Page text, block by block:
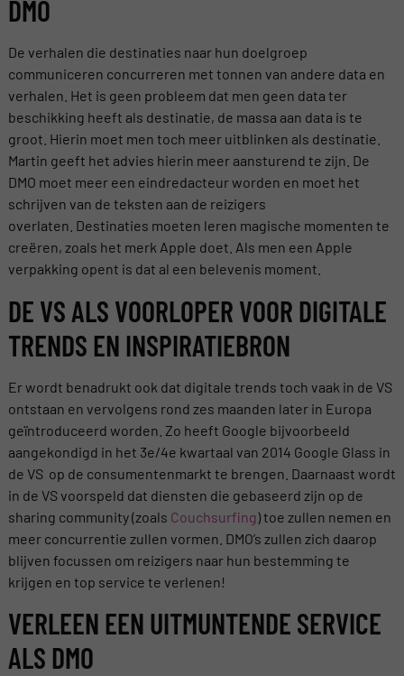
DMO
De verhalen die destinaties naar hun doelgroep
communiceren concurreren met tonnen van andere data en
verhalen. Het is geen probleem dat men geen data ter
beschikking heeft als destinatie, de massa aan data is te
groot. Hierin moet men toch meer uitblinken als destinatie.
Martin geeft het advies hierin meer aansturend te zijn. De
DMO moet meer een eindredacteur worden en moet het
schrijven van de teksten aan de reizigers
overlaten. Destinaties moeten leren magische momenten te
creëren, zoals het merk Apple doet. Als men een Apple
verpakking opent is dat al een belevenis moment.
DE VS ALS VOORLOPER VOOR DIGITALE
TRENDS EN INSPIRATIEBRON
Er wordt benadrukt ook dat digitale trends toch vaak in de VS
ontstaan en vervolgens rond zes maanden later in Europa
geïntroduceerd worden. Zo heeft Google bijvoorbeeld
aangekondigd in het 3e/4e kwartaal van 2014 Google Glass in
de VS op de consumentenmarkt te brengen. Daarnaast wordt
in de VS voorspeld dat diensten die gebaseerd zijn op de
sharing community (zoals Couchsurfing) toe zullen nemen en
meer concurrentie zullen vormen. DMO’s zullen zich daarop
blijven focussen om reizigers naar hun bestemming te
krijgen en top service te verlenen!
VERLEEN EEN UITMUNTENDE SERVICE
ALS DMO